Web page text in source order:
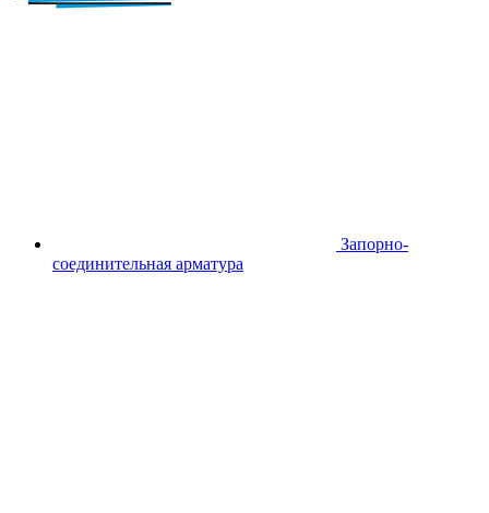
Запорно-
соединительная арматура